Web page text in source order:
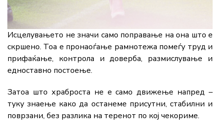
Исцелувањето не значи само поправање на она што е
скршено. Тоа е пронаоѓање рамнотежа помеѓу труд и
прифаќање, контрола и доверба, размислување и
едноставно постоење.
Затоа што храброста не е само движење напред –
туку знаење како да останеме присутни, стабилни и
поврзани, без разлика на теренот по кој чекориме.